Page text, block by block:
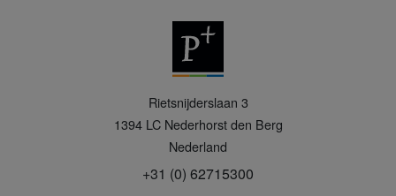
Rietsnijderslaan 3
1394 LC Nederhorst den Berg
Nederland
+31 (0) 62715300